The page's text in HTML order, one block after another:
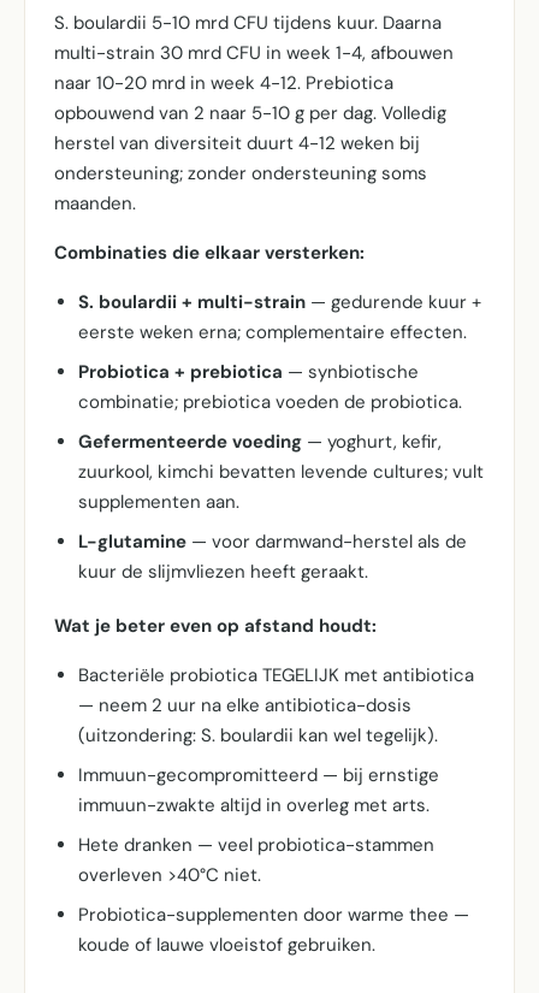
S. boulardii 5-10 mrd CFU tijdens kuur. Daarna
multi-strain 30 mrd CFU in week 1-4, afbouwen
naar 10-20 mrd in week 4-12. Prebiotica
opbouwend van 2 naar 5-10 g per dag. Volledig
herstel van diversiteit duurt 4-12 weken bij
ondersteuning; zonder ondersteuning soms
maanden.
Combinaties die elkaar versterken:
S. boulardii + multi-strain — gedurende kuur +
eerste weken erna; complementaire effecten.
Probiotica + prebiotica — synbiotische
combinatie; prebiotica voeden de probiotica.
Gefermenteerde voeding — yoghurt, kefir,
zuurkool, kimchi bevatten levende cultures; vult
supplementen aan.
L-glutamine — voor darmwand-herstel als de
kuur de slijmvliezen heeft geraakt.
Wat je beter even op afstand houdt:
Bacteriële probiotica TEGELIJK met antibiotica
— neem 2 uur na elke antibiotica-dosis
(uitzondering: S. boulardii kan wel tegelijk).
Immuun-gecompromitteerd — bij ernstige
immuun-zwakte altijd in overleg met arts.
Hete dranken — veel probiotica-stammen
overleven >40°C niet.
Probiotica-supplementen door warme thee —
koude of lauwe vloeistof gebruiken.